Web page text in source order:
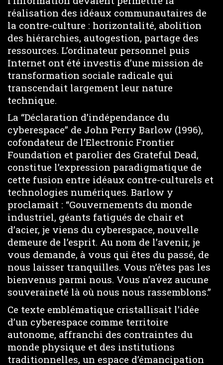
réalisation des idéaux communautaires de
la contre-culture : horizontalité, abolition
des hiérarchies, autogestion, partage des
ressources. L’ordinateur personnel puis
Internet ont été investis d’une mission de
transformation sociale radicale qui
transcendait largement leur nature
technique.
La “Déclaration d’indépendance du
cyberespace” de John Perry Barlow (1996),
cofondateur de l’Electronic Frontier
Foundation et parolier des Grateful Dead,
constitue l’expression paradigmatique de
cette fusion entre idéaux contre-culturels et
technologies numériques. Barlow y
proclamait : “Gouvernements du monde
industriel, géants fatigués de chair et
d’acier, je viens du cyberespace, nouvelle
demeure de l’esprit. Au nom de l’avenir, je
vous demande, à vous qui êtes du passé, de
nous laisser tranquilles. Vous n’êtes pas les
bienvenus parmi nous. Vous n’avez aucune
souveraineté là où nous nous rassemblons.”
Ce texte emblématique cristallisait l’idée
d’un cyberespace comme territoire
autonome, affranchi des contraintes du
monde physique et des institutions
traditionnelles, un espace d’émancipation